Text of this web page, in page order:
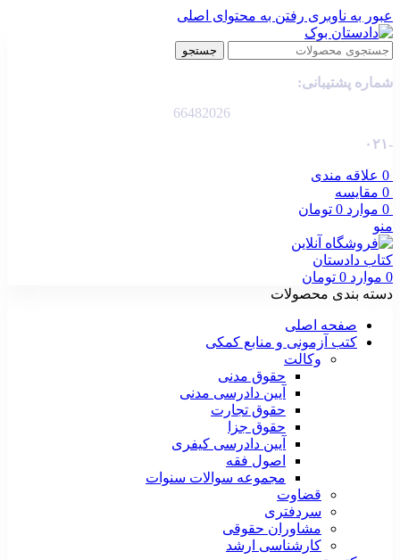
عبور به ناوبری رفتن به محتوای اصلی
جستجو
شماره پشتیبانی:
66482026
-۰۲۱
0 علاقه مندی
0 مقایسه
0 موارد 0 تومان
منو
0 موارد 0 تومان
دسته بندی محصولات
صفحه اصلی
کتب آزمونی و منابع کمکی
وکالت
حقوق مدنی
آیین دادرسی مدنی
حقوق تجارت
حقوق جزا
آیین دادرسی کیفری
اصول فقه
مجموعه سوالات سنوات
قضاوت
سردفتری
مشاوران حقوقی
کارشناسی ارشد